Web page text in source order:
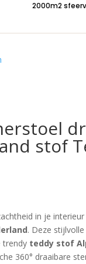
2000m2
stof
in je
. Deze
trendy teddy stof
360° draaibare